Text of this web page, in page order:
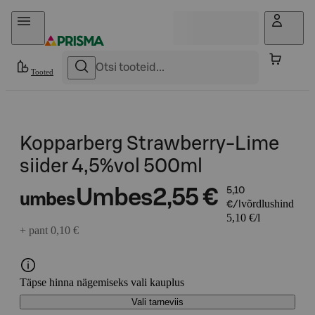
Otse sisu juurde
Tooted
Kopparberg Strawberry-Lime
siider 4,5%vol 500ml
umbesUmbes2,55 €
5,10
€/l võrdlushind
5,10 €/l
+ pant 0,10 €
Täpse hinna nägemiseks vali kauplus
Vali tarneviis